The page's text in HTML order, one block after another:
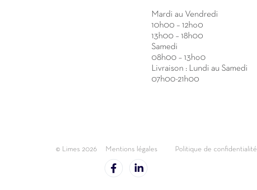
Mardi au Vendredi
10h00 – 12ho0
13h00 – 18h00
Samedi
08h00 – 13ho0
Livraison : Lundi au Samedi
07h00-21h00
© Limes 2026 Mentions légales Politique de confidentialité